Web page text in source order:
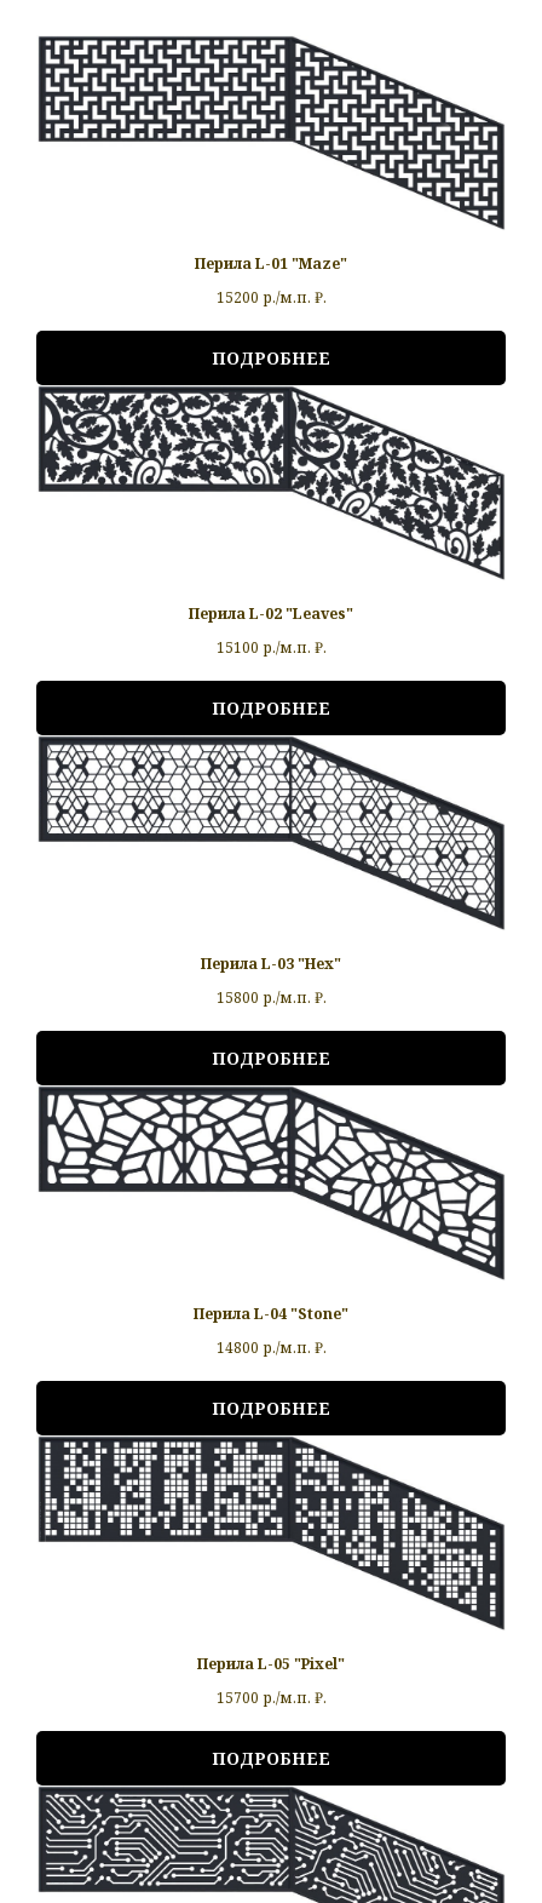
Перила L-01 "Maze"
15200 р./м.п. ₽.
ПОДРОБНЕЕ
Перила L-02 "Leaves"
15100 р./м.п. ₽.
ПОДРОБНЕЕ
Перила L-03 "Hex"
15800 р./м.п. ₽.
ПОДРОБНЕЕ
Перила L-04 "Stone"
14800 р./м.п. ₽.
ПОДРОБНЕЕ
Перила L-05 "Pixel"
15700 р./м.п. ₽.
ПОДРОБНЕЕ